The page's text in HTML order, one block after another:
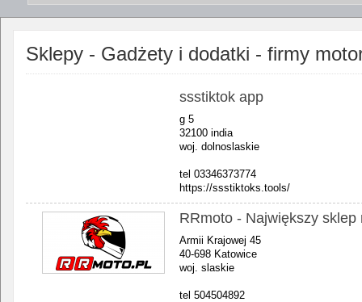
Sklepy - Gadżety i dodatki - firmy
ssstiktok app
g 5
32100 india
woj. dolnoslaskie
tel 03346373774
https://ssstiktoks.tools/
RRmoto - Największy sklep
Armii Krajowej 45
40-698 Katowice
woj. slaskie
tel 504504892